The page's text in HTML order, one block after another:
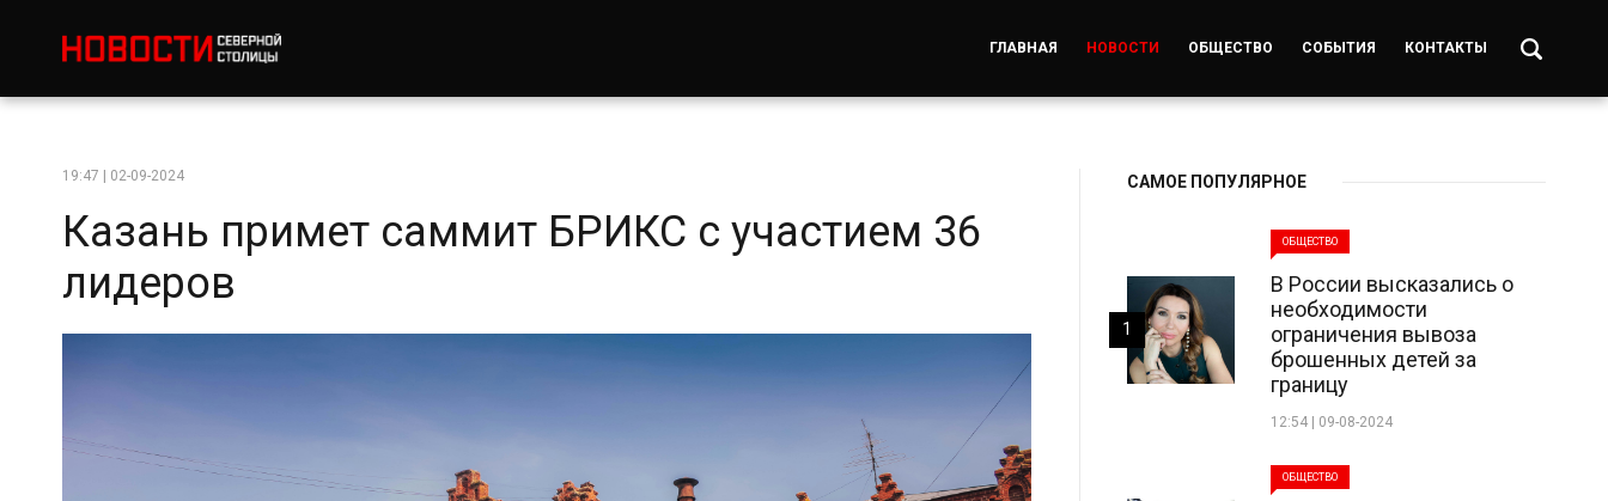
ГЛАВНАЯ НОВОСТИ ОБЩЕСТВО СОБЫТИЯ КОНТАКТЫ
19:47 | 02-09-2024
Казань примет саммит БРИКС с участием 36
лидеров
САМОЕ ПОПУЛЯРНОЕ
ОБЩЕСТВО
В России высказались о
необходимости
ограничения вывоза
брошенных детей за
границу
12:54 | 09-08-2024
1
ОБЩЕСТВО